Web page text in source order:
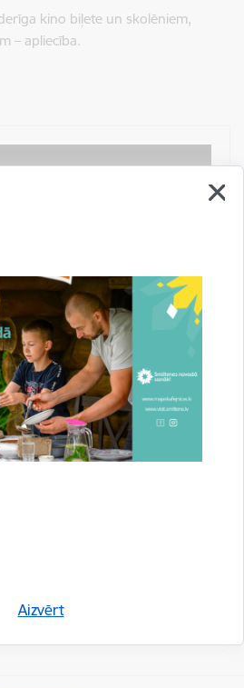
Aizvērt
kino biļete un skolēniem,
– apliecība.